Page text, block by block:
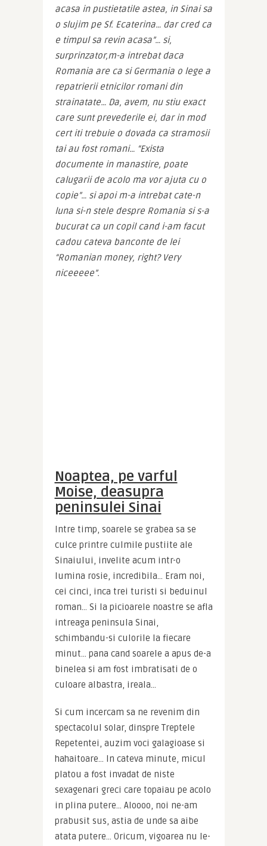
acasa in pustietatile astea, in Sinai sa
o slujim pe Sf. Ecaterina… dar cred ca
e timpul sa revin acasa”… si,
surprinzator,m-a intrebat daca
Romania are ca si Germania o lege a
repatrierii etnicilor romani din
strainatate… Da, avem, nu stiu exact
care sunt prevederile ei, dar in mod
cert iti trebuie o dovada ca stramosii
tai au fost romani… “Exista
documente in manastire, poate
calugarii de acolo ma vor ajuta cu o
copie”… si apoi m-a intrebat cate-n
luna si-n stele despre Romania si s-a
bucurat ca un copil cand i-am facut
cadou cateva banconte de lei
“Romanian money, right? Very
niceeeee”.
Noaptea, pe varful
Moise, deasupra
peninsulei Sinai
Intre timp, soarele se grabea sa se
culce printre culmile pustiite ale
Sinaiului, invelite acum intr-o
lumina rosie, incredibila… Eram noi,
cei cinci, inca trei turisti si beduinul
roman… Si la picioarele noastre se afla
intreaga peninsula Sinai,
schimbandu-si culorile la fiecare
minut… pana cand soarele a apus de-a
binelea si am fost imbratisati de o
culoare albastra, ireala…
Si cum incercam sa ne revenim din
spectacolul solar, dinspre Treptele
Repetentei, auzim voci galagioase si
hahaitoare… In cateva minute, micul
platou a fost invadat de niste
sexagenari greci care topaiau pe acolo
in plina putere… Aloooo, noi ne-am
prabusit sus, astia de unde sa aibe
atata putere… Oricum, vigoarea nu le-